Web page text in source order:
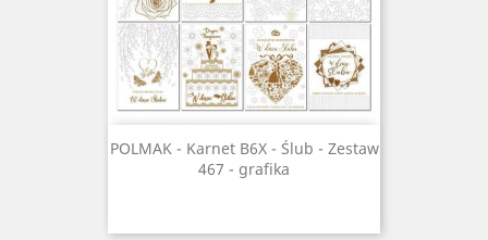
POLMAK - Karnet B6X - Ślub - Zestaw
467 - grafika